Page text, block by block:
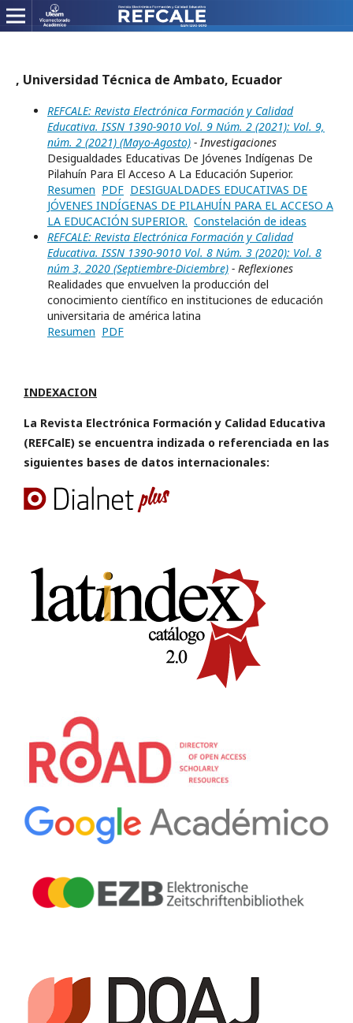
, Universidad Técnica de Ambato, Ecuador
REFCALE: Revista Electrónica Formación y Calidad
Educativa. ISSN 1390-9010 Vol. 9 Núm. 2 (2021): Vol. 9,
núm. 2 (2021) (Mayo-Agosto) - Investigaciones
Desigualdades Educativas De Jóvenes Indígenas De
Pilahuín Para El Acceso A La Educación Superior.
Resumen PDF DESIGUALDADES EDUCATIVAS DE
JÓVENES INDÍGENAS DE PILAHUÍN PARA EL ACCESO A
LA EDUCACIÓN SUPERIOR. Constelación de ideas
REFCALE: Revista Electrónica Formación y Calidad
Educativa. ISSN 1390-9010 Vol. 8 Núm. 3 (2020): Vol. 8
núm 3, 2020 (Septiembre-Diciembre) - Reflexiones
Realidades que envuelven la producción del
conocimiento científico en instituciones de educación
universitaria de américa latina
Resumen PDF
INDEXACION
La Revista Electrónica Formación y Calidad Educativa
(REFCalE) se encuentra indizada o referenciada en las
siguientes bases de datos internacionales: